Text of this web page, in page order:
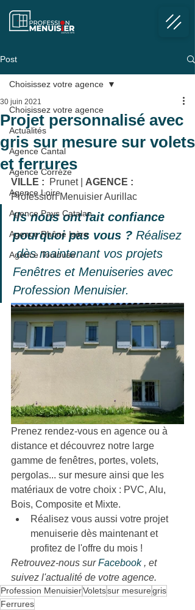
Post
Choisissez votre agence
Actualités
Agence Cantal
Agence Corrèze
Agence Loire
Agence Pays Catalan
Agence Rhône Isère
Agence Toulouse
Choisissez votre agence
Projet personnalisé avec
gris sur mesure sur volets
et ferrures
30 juin 2021
VILLE :
  Prunet
AGENCE :
Profession Menuisier Aurillac
Ils nous ont fait confiance
pourquoi pas vous ? Réalisez
dès maintenant vos projets
Fenêtres et Menuiseries avec
Profession Menuisier.
Prenez rendez-vous en agence ou à
distance et découvrez notre large
gamme de fenêtres, portes, volets,
pergolas... sur mesure ainsi que les
matériaux de votre choix : PVC, Alu,
Bois, Composite et Mixte.
Réalisez vous aussi votre projet
menuiserie dès maintenant et
profitez de l'offre du mois !
Retrouvez-nous sur Facebook , et
suivez l'actualité de votre agence.
Profession MenuisierVoletssur mesuregris
Ferrures